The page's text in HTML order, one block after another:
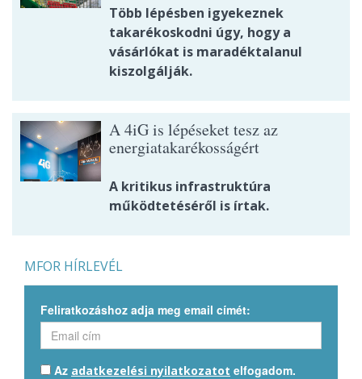
Több lépésben igyekeznek
takarékoskodni úgy, hogy a
vásárlókat is maradéktalanul
kiszolgálják.
A 4iG is lépéseket tesz az
energiatakarékosságért
A kritikus infrastruktúra
működtetéséről is írtak.
MFOR HÍRLEVÉL
Feliratkozáshoz adja meg email címét:
Az adatkezelési nyilatkozatot elfogadom.